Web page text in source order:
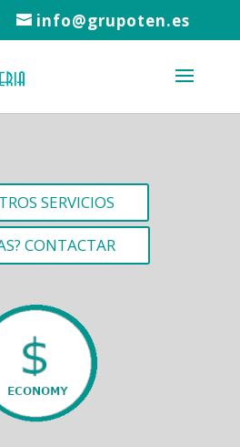
info@grupoten.es
SERVICIOS
CONTACTAR